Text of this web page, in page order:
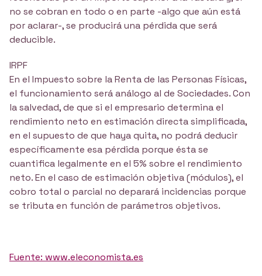
no se cobran en todo o en parte -algo que aún está
por aclarar-, se producirá una pérdida que será
deducible.
IRPF
En el Impuesto sobre la Renta de las Personas Físicas,
el funcionamiento será análogo al de Sociedades. Con
la salvedad, de que si el empresario determina el
rendimiento neto en estimación directa simplificada,
en el supuesto de que haya quita, no podrá deducir
específicamente esa pérdida porque ésta se
cuantifica legalmente en el 5% sobre el rendimiento
neto. En el caso de estimación objetiva (módulos), el
cobro total o parcial no deparará incidencias porque
se tributa en función de parámetros objetivos.
Fuente: www.eleconomista.es